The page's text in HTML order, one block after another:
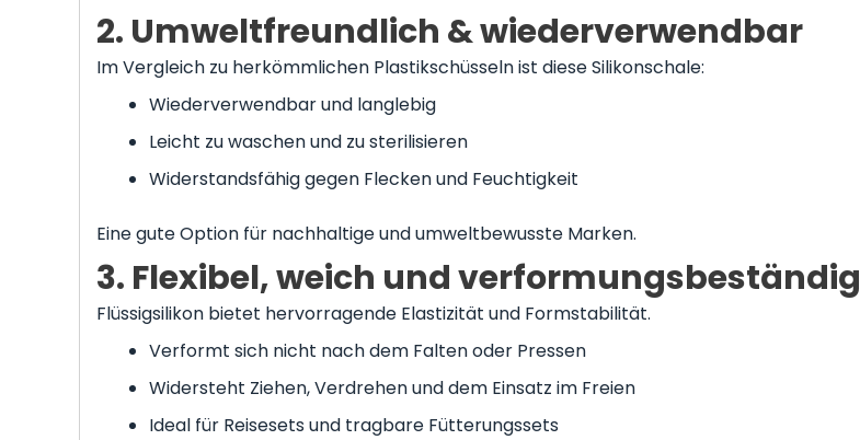
2. Umweltfreundlich & wiederverwendbar
Im Vergleich zu herkömmlichen Plastikschüsseln ist diese Silikonschale:
Wiederverwendbar und langlebig
Leicht zu waschen und zu sterilisieren
Widerstandsfähig gegen Flecken und Feuchtigkeit
Eine gute Option für nachhaltige und umweltbewusste Marken.
3. Flexibel, weich und verformungsbeständig
Flüssigsilikon bietet hervorragende Elastizität und Formstabilität.
Verformt sich nicht nach dem Falten oder Pressen
Widersteht Ziehen, Verdrehen und dem Einsatz im Freien
Ideal für Reisesets und tragbare Fütterungssets